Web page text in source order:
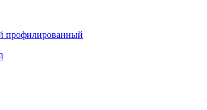
профилированный